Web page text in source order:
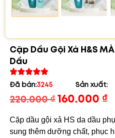
Cặp Dầu Gội Xả H&S
Dầu
Đã bán:3245 Sản xuất:
220.000₫160.000 ₫
Cặp dầu gội xả HS da dầu
sung thêm dưỡng chất, phục